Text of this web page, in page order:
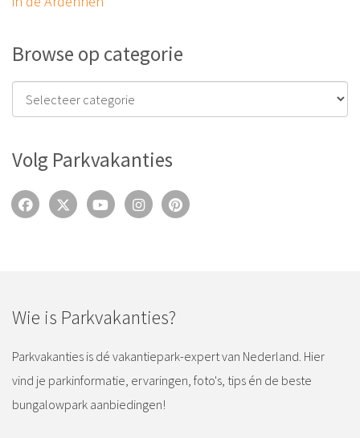
Browse op categorie
Volg Parkvakanties
Wie is Parkvakanties?
Parkvakanties is dé vakantiepark-expert van Nederland. Hier
vind je parkinformatie, ervaringen, foto's, tips én de beste
bungalowpark aanbiedingen!